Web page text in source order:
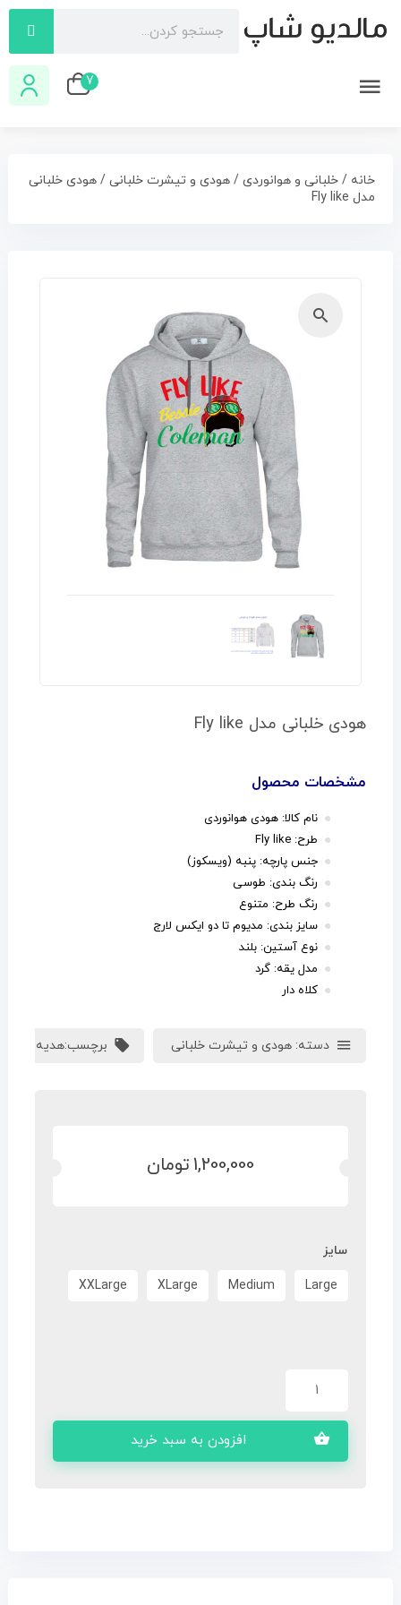
7
خانه / خلبانی و هوانوردی/ هودی و تیشرت خلبانی/ هودی خلبانی
مدل Fly like
هودی خلبانی مدل Fly like
مشخصات محصول
نام کالا: هودی هوانوردی
طرح: Fly like
جنس پارچه: پنبه (ویسکوز)
رنگ بندی: طوسی
رنگ طرح: متنوع
سایز بندی: مدیوم تا دو ایکس لارج
نوع آستین: بلند
مدل یقه: گرد
کلاه دار
دسته: هودی و تیشرت خلبانی برچسب:هدیه
1,200,000 تومان
سایز
Large
Medium
XLarge
XXLarge
افزودن به سبد خرید